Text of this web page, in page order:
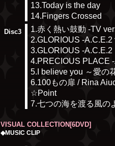
13.Today is the day
14.Fingers Crossed
Disc3
1.赤く熱い鼓動 -TV
2.GLORIOUS -A.C.E.2
3.GLORIOUS -
4.PRECIOUS PLACE
5.I believe you ～愛の
6.100もの扉 / Rina
☆Point
7.七つの海を渡る風の
VISUAL COLLECTION[6DVD]
◆MUSIC CLIP